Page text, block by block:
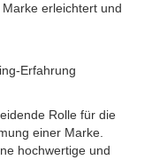
erleichtert und
Erfahrung
Rolle für die
einer Marke.
hochwertige und